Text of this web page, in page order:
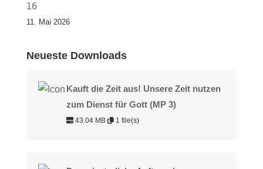
16
11. Mai 2026
Neueste Downloads
Kauft die Zeit aus! Unsere Zeit nutzen
zum Dienst für Gott (MP 3)
43.04 MB 1 file(s)